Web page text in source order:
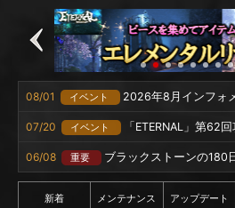
08/01 イベント 2026年8月インフォ
07/20 イベント 「ETERNAL」第62
06/08 重要 ブラックストーンの180
新着 メンテナンス アップデート